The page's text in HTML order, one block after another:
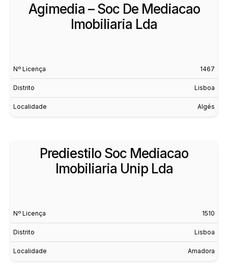
Agimedia – Soc De Mediacao
Imobiliaria Lda
Nº Licença 1467
Distrito Lisboa
Localidade Algés
Prediestilo Soc Mediacao
Imobiliaria Unip Lda
Nº Licença 1510
Distrito Lisboa
Localidade Amadora